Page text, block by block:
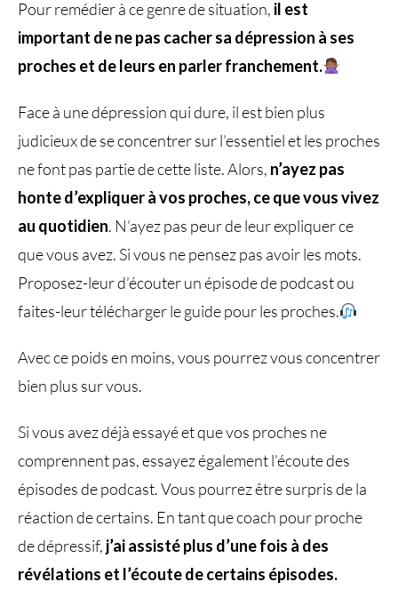
Pour remédier à ce genre de situation, il est
important de ne pas cacher sa dépression à ses
proches et de leurs en parler franchement.
Face à une dépression qui dure, il est bien plus
judicieux de se concentrer sur l’essentiel et les proches
ne font pas partie de cette liste. Alors, n’ayez pas
honte d’expliquer à vos proches, ce que vous vivez
au quotidien. N’ayez pas peur de leur expliquer ce
que vous avez. Si vous ne pensez pas avoir les mots.
Proposez-leur d’écouter un épisode de podcast ou
faites-leur télécharger le guide pour les proches.
Avec ce poids en moins, vous pourrez vous concentrer
bien plus sur vous.
Si vous avez déjà essayé et que vos proches ne
comprennent pas, essayez également l’écoute des
épisodes de podcast. Vous pourrez être surpris de la
réaction de certains. En tant que coach pour proche
de dépressif, j’ai assisté plus d’une fois à des
révélations et l’écoute de certains épisodes.